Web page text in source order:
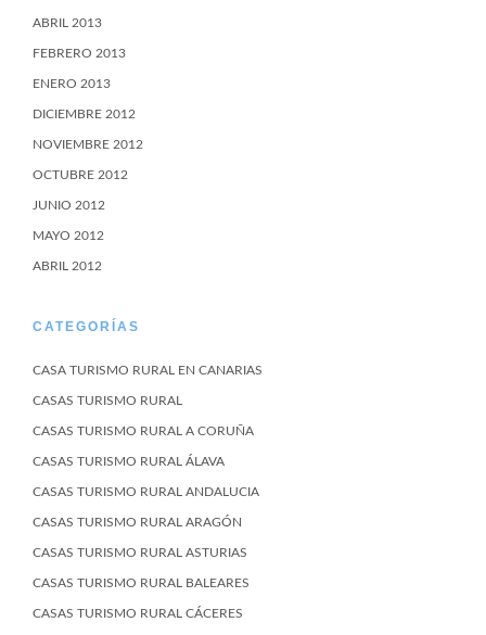
ABRIL 2013
FEBRERO 2013
ENERO 2013
DICIEMBRE 2012
NOVIEMBRE 2012
OCTUBRE 2012
JUNIO 2012
MAYO 2012
ABRIL 2012
CATEGORÍAS
CASA TURISMO RURAL EN CANARIAS
CASAS TURISMO RURAL
CASAS TURISMO RURAL A CORUÑA
CASAS TURISMO RURAL ÁLAVA
CASAS TURISMO RURAL ANDALUCIA
CASAS TURISMO RURAL ARAGÓN
CASAS TURISMO RURAL ASTURIAS
CASAS TURISMO RURAL BALEARES
CASAS TURISMO RURAL CÁCERES